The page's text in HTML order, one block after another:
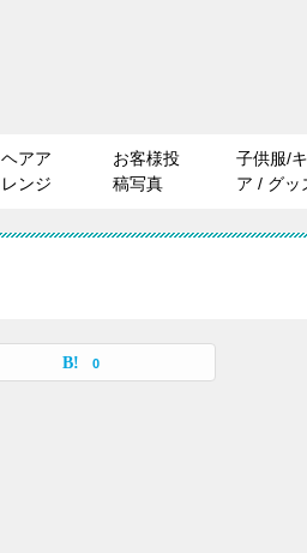
ヘアア
レンジ
お客様投
稿写真
子供服/
ア / グッ
0